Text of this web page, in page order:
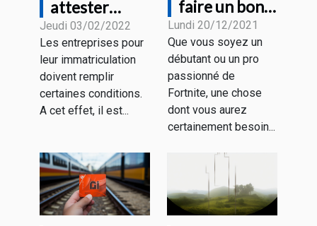
attester
juridiquement
de l’existence
de votre
entreprise ?
Jeudi 03/02/2022
Les entreprises pour
leur immatriculation
doivent remplir
certaines conditions.
A cet effet, il est...
faire un bon
choix de
souris gamer
pour Fortnite
?
Lundi 20/12/2021
Que vous soyez un
débutant ou un pro
passionné de
Fortnite, une chose
dont vous aurez
certainement besoin...